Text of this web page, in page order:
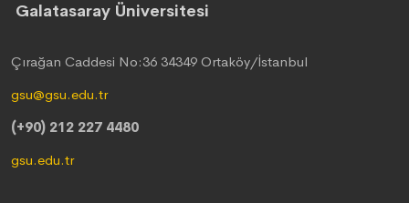
Galatasaray Üniversitesi
Çırağan Caddesi No:36 34349 Ortaköy/İstanbul
gsu@gsu.edu.tr
(+90) 212 227 4480
gsu.edu.tr